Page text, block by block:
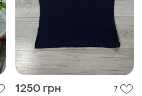
1250 грн 7